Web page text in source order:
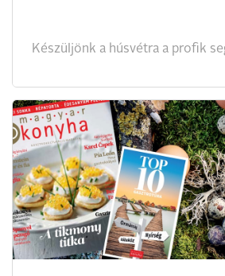
Készüljönk a húsvétra a profik